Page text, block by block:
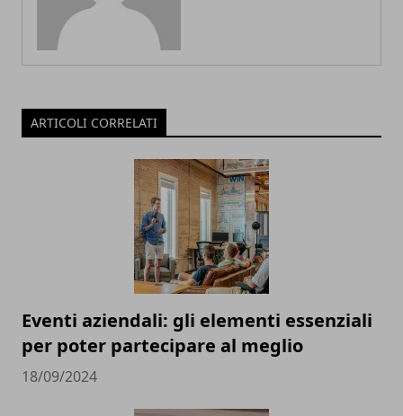
ARTICOLI CORRELATI
Eventi aziendali: gli elementi essenziali
per poter partecipare al meglio
18/09/2024